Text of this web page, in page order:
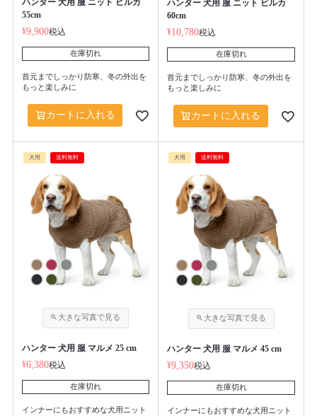
ハンター 犬用 服 ニット ビルカ
55cm
¥9,900税込
在庫切れ
首元までしっかり防寒、冬の外出を
もっと楽しみに
カートに入れる
ハンター 犬用 服 ニット ビルカ
60cm
¥10,780税込
在庫切れ
首元までしっかり防寒、冬の外出を
もっと楽しみに
カートに入れる
犬用 送料無料
ハンター 犬用 服 マルメ 25 cm
¥6,380税込
在庫切れ
インナーにもおすすめな犬用ニット
犬用 送料無料
ハンター 犬用 服 マルメ 45 cm
¥9,350税込
在庫切れ
インナーにもおすすめな犬用ニット